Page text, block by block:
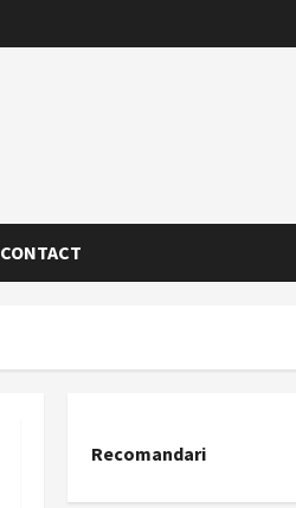
CONTACT
Recomandari